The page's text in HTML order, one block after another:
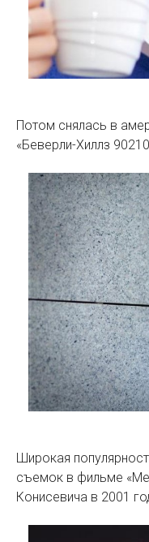
Потом снялась в
«Беверли-Хиллз
Широкая
съемок в фильме
Конисевича в 2001